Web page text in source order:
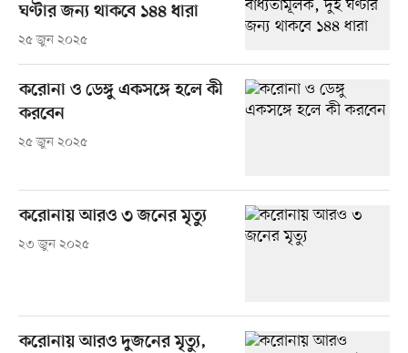
ঘণ্টার জন্য থাকবে ১৪৪ ধারা
২৫ জুন ২০২৫
করোনা ও ডেঙ্গু একসঙ্গে হলে কী
করবেন
২৫ জুন ২০২৫
করোনায় আরও ৩ জনের মৃত্যু
২৩ জুন ২০২৫
করোনায় আরও দুজনের মৃত্যু,